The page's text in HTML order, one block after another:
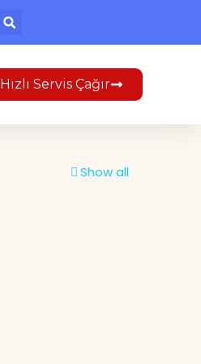
Hızlı Servis Çağır
Show all